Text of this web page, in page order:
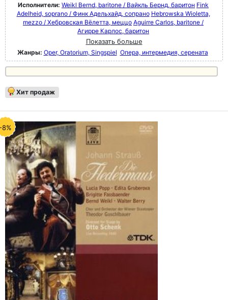
Исполнители: Weikl Bernd, baritone / Вайкль Бернд, баритон Fink
Adelheid, soprano / Финк Адельхайд, сопрано Hebrowska Wioletta,
mezzo / Хебровская Вёлетта, меццо Aguirre Carlos, baritone /
Агирре Карлос, баритон
Показать больше
Жанры: Oper, Oratorium, Singspiel Опера, интермедия, серената
Хит продаж
8%